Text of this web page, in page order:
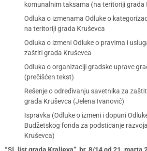
komunalnim taksama (na teritoriji grada
Odluka o izmenama Odluke o
na teritoriji grada Kruševca
Odluka o izmeni Odluke o pravima i
zaštiti grada Kruševca
Odluka o organizaciji gradske uprave
(prečišćen tekst)
Rešenje o određivanju savetnika za
grada Kruševca (Jelena Ivanović)
Ispravka (Odluke o izmeni i dopuni
Budžetskog fonda za podsticanje
Kruševca)